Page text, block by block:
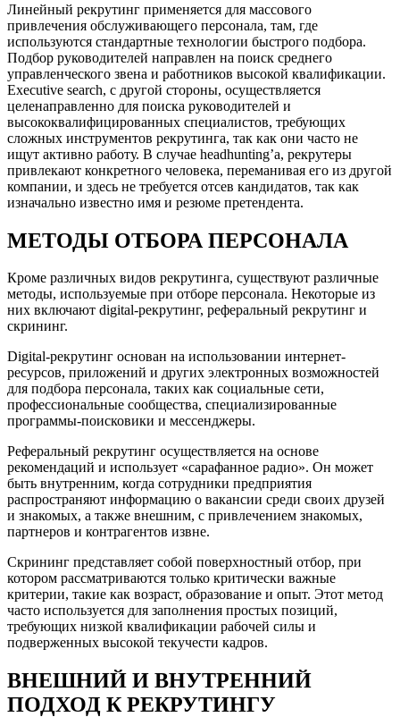
Линейный рекрутинг применяется для массового
привлечения обслуживающего персонала, там, где
используются стандартные технологии быстрого подбора.
Подбор руководителей направлен на поиск среднего
управленческого звена и работников высокой квалификации.
Executive search, с другой стороны, осуществляется
целенаправленно для поиска руководителей и
высококвалифицированных специалистов, требующих
сложных инструментов рекрутинга, так как они часто не
ищут активно работу. В случае headhunting’а, рекрутеры
привлекают конкретного человека, переманивая его из другой
компании, и здесь не требуется отсев кандидатов, так как
изначально известно имя и резюме претендента.
МЕТОДЫ ОТБОРА ПЕРСОНАЛА
Кроме различных видов рекрутинга, существуют различные
методы, используемые при отборе персонала. Некоторые из
них включают digital-рекрутинг, реферальный рекрутинг и
скрининг.
Digital-рекрутинг основан на использовании интернет-
ресурсов, приложений и других электронных возможностей
для подбора персонала, таких как социальные сети,
профессиональные сообщества, специализированные
программы-поисковики и мессенджеры.
Реферальный рекрутинг осуществляется на основе
рекомендаций и использует «сарафанное радио». Он может
быть внутренним, когда сотрудники предприятия
распространяют информацию о вакансии среди своих друзей
и знакомых, а также внешним, с привлечением знакомых,
партнеров и контрагентов извне.
Скрининг представляет собой поверхностный отбор, при
котором рассматриваются только критически важные
критерии, такие как возраст, образование и опыт. Этот метод
часто используется для заполнения простых позиций,
требующих низкой квалификации рабочей силы и
подверженных высокой текучести кадров.
ВНЕШНИЙ И ВНУТРЕННИЙ
ПОДХОД К РЕКРУТИНГУ